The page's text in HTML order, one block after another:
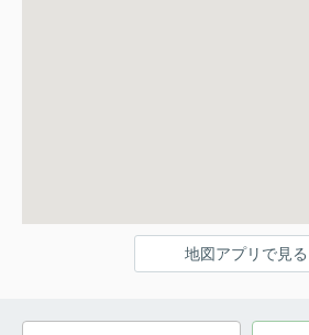
地図アプリで見る